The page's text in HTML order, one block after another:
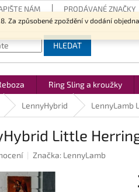
způsobené zpoždění v dodání
NÁM PRODÁVANÉ ZNAČKY
HLEDAT
Ring Sling a kroužky
LennyHybrid LennyLamb
Little
Značka: LennyLamb